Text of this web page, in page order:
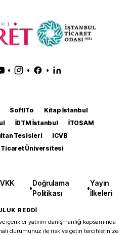
• • •
SoftITo
Kitap İstanbul
İDTM İstanbul
İTOSAM
Tesisleri
ICVB
Üniversitesi
•
Doğrulama
Politikası
•
Yayın
İlkeleri
REDDİ
yatırım danışmanlığı kapsamında
durumunuz ile risk ve getiri tercihlerinize